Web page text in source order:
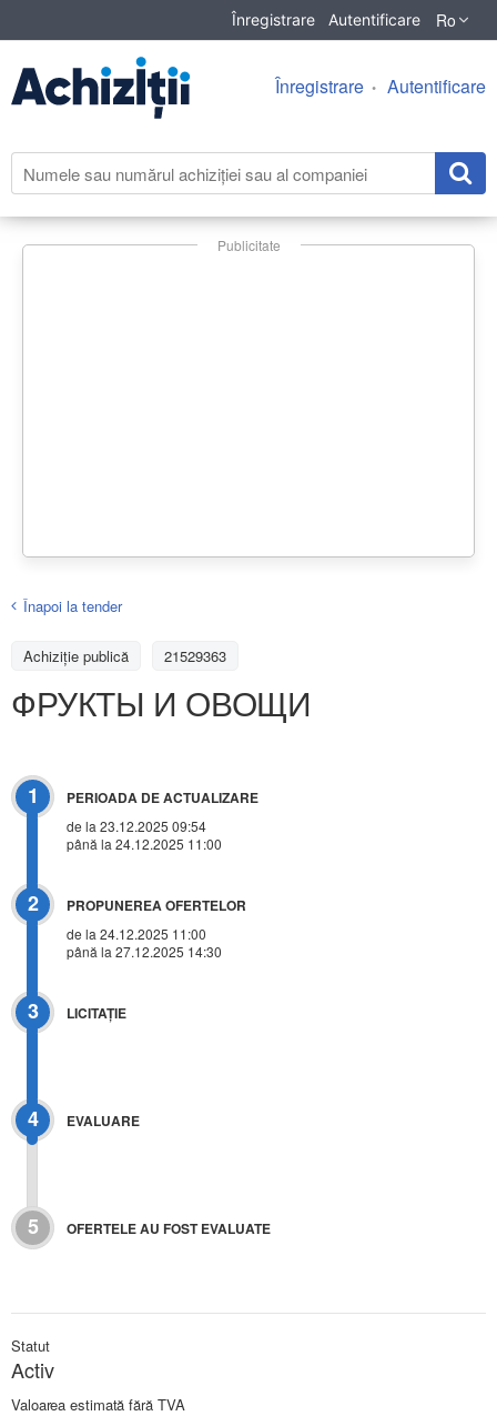
Înregistrare Autentificare Ro
Înregistrare Autentificare
Publicitate
Înapoi la tender
Achiziţie publică 21529363
ФРУКТЫ И ОВОЩИ
1 PERIOADA DE ACTUALIZARE
de la 23.12.2025 09:54
până la 24.12.2025 11:00
2 PROPUNEREA OFERTELOR
de la 24.12.2025 11:00
până la 27.12.2025 14:30
3 LICITAŢIE
4 EVALUARE
5 OFERTELE AU FOST EVALUATE
Statut
Activ
Valoarea estimată fără TVA